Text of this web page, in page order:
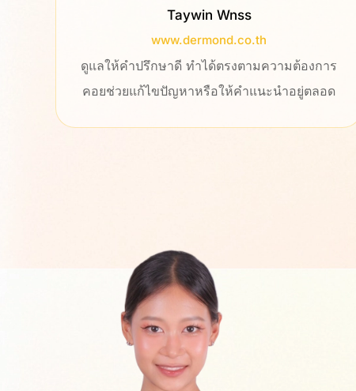
K.Ploy
www.aikchol.com
ประทับใจทีมงานออกแบบเว็บไซต์มากค่ะ สามารถ
ให้คำปรึกษา และแก้ไขปัญหาต่างๆ ให้อย่าง